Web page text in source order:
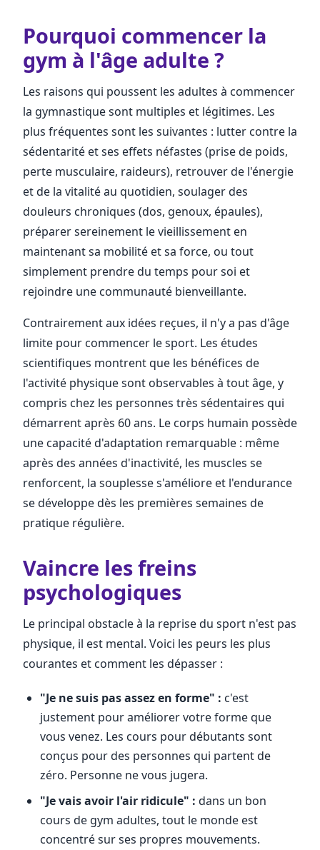
Pourquoi commencer la
gym à l'âge adulte ?
Les raisons qui poussent les adultes à commencer
la gymnastique sont multiples et légitimes. Les
plus fréquentes sont les suivantes : lutter contre la
sédentarité et ses effets néfastes (prise de poids,
perte musculaire, raideurs), retrouver de l'énergie
et de la vitalité au quotidien, soulager des
douleurs chroniques (dos, genoux, épaules),
préparer sereinement le vieillissement en
maintenant sa mobilité et sa force, ou tout
simplement prendre du temps pour soi et
rejoindre une communauté bienveillante.
Contrairement aux idées reçues, il n'y a pas d'âge
limite pour commencer le sport. Les études
scientifiques montrent que les bénéfices de
l'activité physique sont observables à tout âge, y
compris chez les personnes très sédentaires qui
démarrent après 60 ans. Le corps humain possède
une capacité d'adaptation remarquable : même
après des années d'inactivité, les muscles se
renforcent, la souplesse s'améliore et l'endurance
se développe dès les premières semaines de
pratique régulière.
Vaincre les freins
psychologiques
Le principal obstacle à la reprise du sport n'est pas
physique, il est mental. Voici les peurs les plus
courantes et comment les dépasser :
"Je ne suis pas assez en forme" : c'est
justement pour améliorer votre forme que
vous venez. Les cours pour débutants sont
conçus pour des personnes qui partent de
zéro. Personne ne vous jugera.
"Je vais avoir l'air ridicule" : dans un bon
cours de gym adultes, tout le monde est
concentré sur ses propres mouvements.